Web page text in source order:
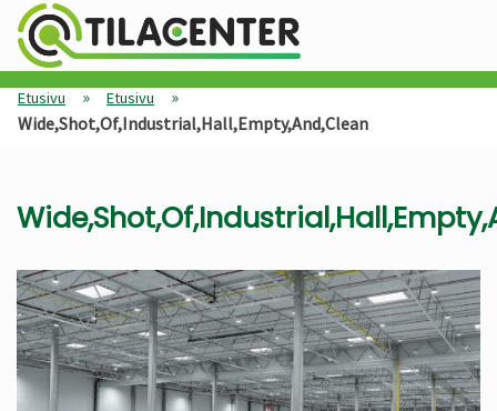
Etusivu » Etusivu
»
Wide,Shot,Of,Industrial,Hall,Empty,And,Clean